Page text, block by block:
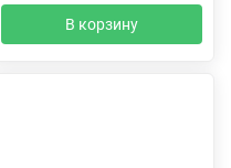
В корзину